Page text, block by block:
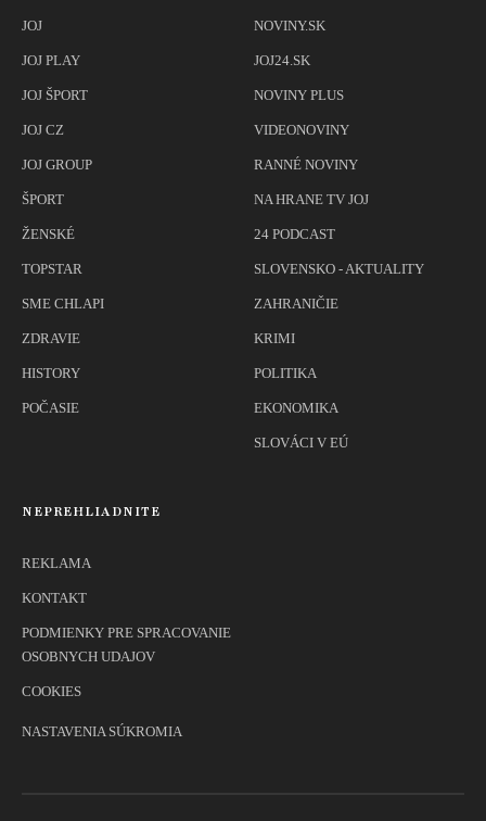
JOJ
JOJ PLAY
JOJ ŠPORT
JOJ CZ
JOJ GROUP
ŠPORT
ŽENSKÉ
TOPSTAR
SME CHLAPI
ZDRAVIE
HISTORY
POČASIE
NOVINY.SK
JOJ24.SK
NOVINY PLUS
VIDEONOVINY
RANNÉ NOVINY
NA HRANE TV JOJ
24 PODCAST
SLOVENSKO - AKTUALITY
ZAHRANIČIE
KRIMI
POLITIKA
EKONOMIKA
SLOVÁCI V EÚ
NEPREHLIADNITE
REKLAMA
KONTAKT
PODMIENKY PRE SPRACOVANIE
OSOBNYCH UDAJOV
COOKIES
NASTAVENIA SÚKROMIA